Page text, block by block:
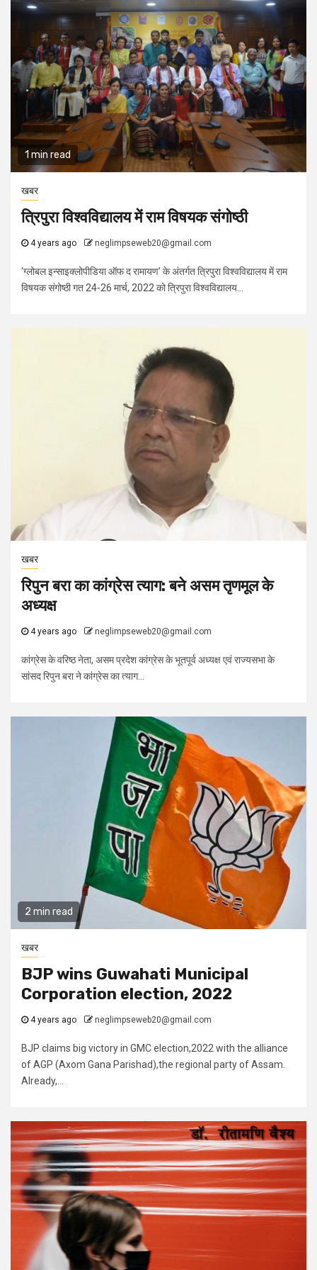
1 min read
खबर
त्रिपुरा विश्वविद्यालय में राम विषयक संगोष्ठी
4 years ago neglimpseweb20@gmail.com
‘ग्लोबल इन्साइक्लोपीडिया ऑफ द रामायण’ के अंतर्गत त्रिपुरा विश्वविद्यालय में राम
विषयक संगोष्ठी गत 24-26 मार्च, 2022 को त्रिपुरा विश्वविद्यालय...
खबर
रिपुन बरा का कांग्रेस त्याग: बने असम तृणमूल के
अध्यक्ष
4 years ago neglimpseweb20@gmail.com
कांग्रेस के वरिष्ठ नेता, असम प्रदेश कांग्रेस के भूतपूर्व अध्यक्ष एवं राज्यसभा के
सांसद रिपुन बरा ने कांग्रेस का त्याग...
2 min read
खबर
BJP wins Guwahati Municipal
Corporation election, 2022
4 years ago neglimpseweb20@gmail.com
BJP claims big victory in GMC election,2022 with the alliance
of AGP (Axom Gana Parishad),the regional party of Assam.
Already,...